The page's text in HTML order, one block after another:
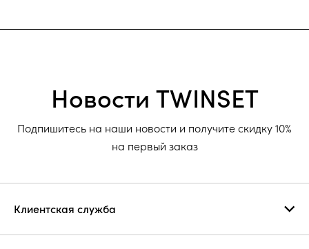
Новости TWINSET
Подпишитесь на наши новости и получите скидку 10%
на первый заказ
Клиентская служба